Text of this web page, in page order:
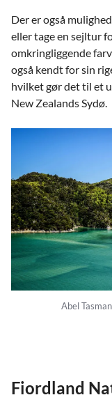
Der er også
eller tage en sejltur
omkringliggende
også kendt for sin
hvilket gør det til et
New Zealands Sydø.
Abel
Fiordland